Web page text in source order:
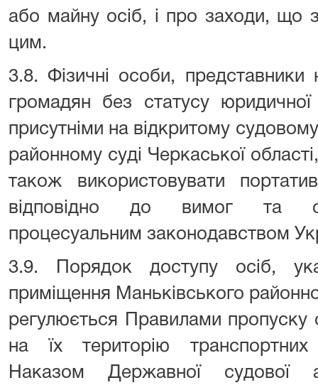
або майну осіб, і про заходи, що
цим.
3.8. Фізичні особи, представники
громадян без статусу
присутніми на відкритому
районному суді Черкаської
також використовувати
відповідно до вимог та
процесуальним законодавством
3.9. Порядок доступу осіб,
приміщення Маньківського
регулюється Правилами пропуску
на їх територію
Наказом Державної судової